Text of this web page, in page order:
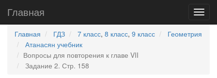
Главная
Главная ГДЗ 7 класс, 8 класс, 9 класс
Геометрия
Атанасян учебник
Вопросы для повторения к главе VII
Задание 2. Стр. 158